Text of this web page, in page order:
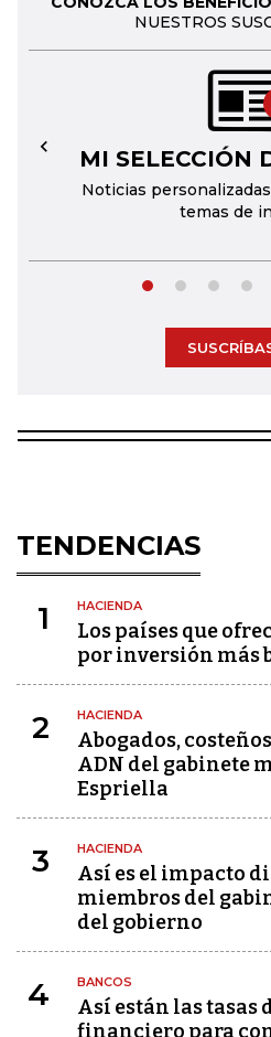
NUESTROS
MI SELECCIÓN
Noticias
temas de
←
TENDENCIAS
1 HACIENDA
Los países que
por inversión más
2 HACIENDA
Abogados,
ADN del gabinete
Espriella
3 HACIENDA
Así es el impacto
miembros del
del gobierno
4 BANCOS
Así están las tasas
financiero para